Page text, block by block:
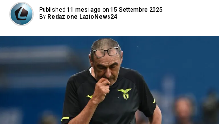
Published 11 mesi ago on 15 Settembre 2025
By Redazione LazioNews24